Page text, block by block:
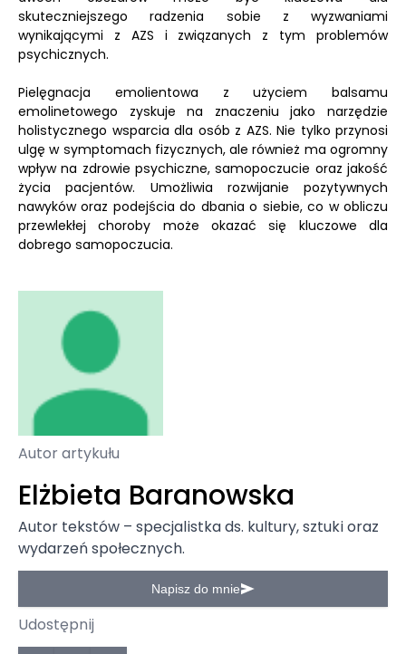
skuteczniejszego radzenia sobie z wyzwaniami
wynikającymi z AZS i związanych z tym problemów
psychicznych.
Pielęgnacja emolientowa z użyciem balsamu
emolinetowego zyskuje na znaczeniu jako narzędzie
holistycznego wsparcia dla osób z AZS. Nie tylko przynosi
ulgę w symptomach fizycznych, ale również ma ogromny
wpływ na zdrowie psychiczne, samopoczucie oraz jakość
życia pacjentów. Umożliwia rozwijanie pozytywnych
nawyków oraz podejścia do dbania o siebie, co w obliczu
przewlekłej choroby może okazać się kluczowe dla
dobrego samopoczucia.
Autor artykułu
Elżbieta Baranowska
Autor tekstów – specjalistka ds. kultury, sztuki oraz
wydarzeń społecznych.
Napisz do mnie
Udostępnij